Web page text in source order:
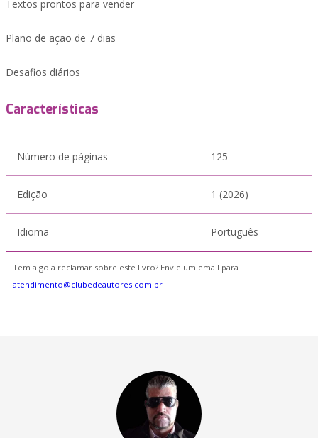
Textos prontos para vender
Plano de ação de 7 dias
Desafios diários
Características
Número de páginas 125
Edição 1 (2026)
Idioma Português
Tem algo a reclamar sobre este livro? Envie um email para
atendimento@clubedeautores.com.br